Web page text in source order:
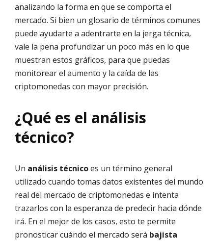
analizando la forma en que se comporta el
mercado. Si bien un glosario de términos comunes
puede ayudarte a adentrarte en la jerga técnica,
vale la pena profundizar un poco más en lo que
muestran estos gráficos, para que puedas
monitorear el aumento y la caída de las
criptomonedas con mayor precisión.
¿Qué es el análisis
técnico?
Un análisis técnicoes un término general
utilizado cuando tomas datos existentes del mundo
real del mercado de criptomonedas e intenta
trazarlos con la esperanza de predecir hacia dónde
irá. En el mejor de los casos, esto te permite
pronosticar cuándo el mercado será bajista